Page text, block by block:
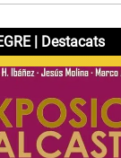
| Destacats